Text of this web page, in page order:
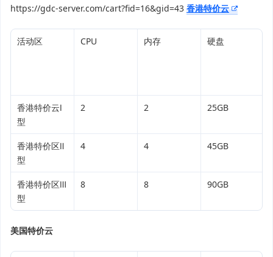
https://gdc-server.com/cart?fid=16&gid=43 香港特价云
活动区 CPU 内存 硬盘
香港特价云Ⅰ
型
2 2 25GB
香港特价区Ⅱ
型
4 4 45GB
香港特价区Ⅲ
型
8 8 90GB
美国特价云